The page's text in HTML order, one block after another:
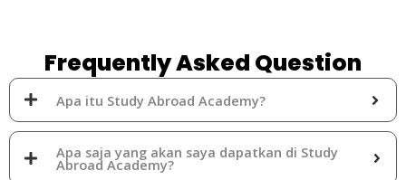
Frequently Asked Question
Apa itu Study Abroad Academy?
Apa saja yang akan saya dapatkan di Study
Abroad Academy?